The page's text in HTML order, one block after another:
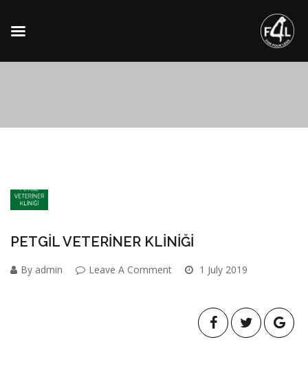
PETGİL VETERİNER KLİNİĞİ
By admin Leave A Comment 1 July 2019